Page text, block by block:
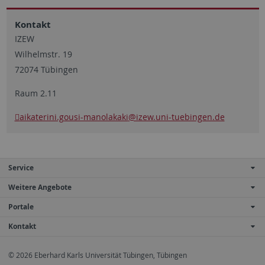
Kontakt
IZEW
Wilhelmstr. 19
72074 Tübingen
Raum 2.11
aikaterini.gousi-manolakaki@izew.uni-tuebingen.de
Service
Weitere Angebote
Portale
Kontakt
© 2026 Eberhard Karls Universität Tübingen, Tübingen